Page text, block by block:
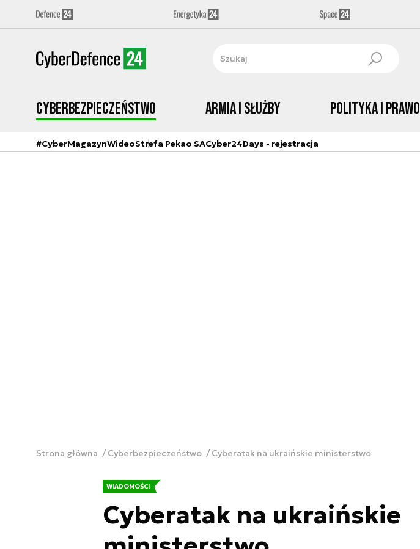
Cyberbezpieczeństwo Armia i Służby Polityka i prawo
#CyberMagazynWideoStrefa Pekao SACyber24Days - rejestracja
Strona główna Cyberbezpieczeństwo Cyberatak na ukraińskie ministerstwo
WIADOMOŚCI
Cyberatak na ukraińskie